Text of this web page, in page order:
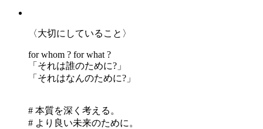
〈大切にしていること〉
for whom ? for what ?
「 それは誰のために?」
「 それはなんのために?」
# 本質を深く考える。
# より良い未来のために。